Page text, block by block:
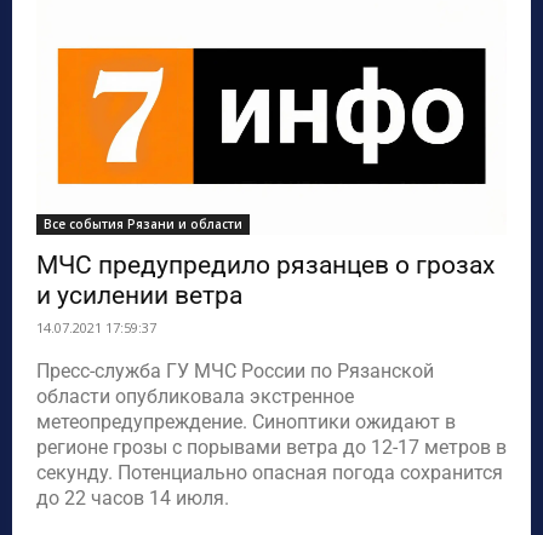
Все события Рязани и области
МЧС предупредило рязанцев о грозах
и усилении ветра
14.07.2021 17:59:37
Пресс-служба ГУ МЧС России по Рязанской
области опубликовала экстренное
метеопредупреждение. Синоптики ожидают в
регионе грозы с порывами ветра до 12-17 метров в
секунду. Потенциально опасная погода сохранится
до 22 часов 14 июля.